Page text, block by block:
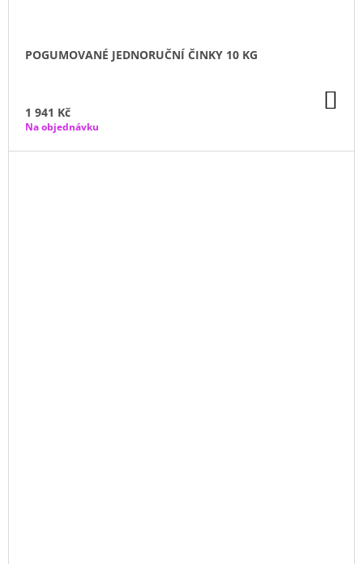
POGUMOVANÉ JEDNORUČNÍ ČINKY 10 KG
1 941 Kč
Na objednávku